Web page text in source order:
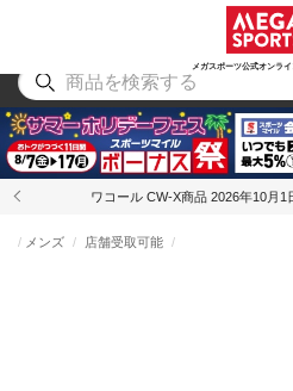
メガスポーツ公式オンラ
アウトドア
ワコール CW-X商品 2026年10月
メンズ 店舗受取可能